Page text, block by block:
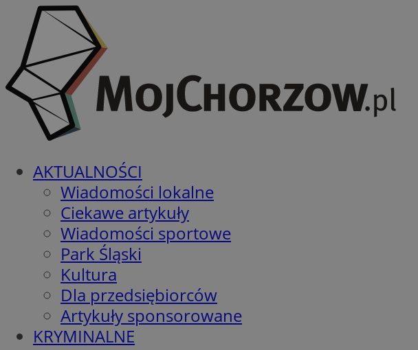
AKTUALNOŚCI
Wiadomości lokalne
Ciekawe artykuły
Wiadomości sportowe
Park Śląski
Kultura
Dla przedsiębiorców
Artykuły sponsorowane
KRYMINALNE